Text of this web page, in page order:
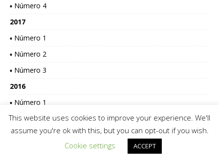
▪ Número 4
2017
▪ Número 1
▪ Número 2
▪ Número 3
2016
▪ Número 1
▪ Suplemento 1
2015
This website uses cookies to improve your experience. We'll
assume you're ok with this, but you can opt-out if you wish.
Cookie settings
ACCEPT